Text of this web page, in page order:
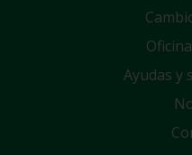
Ayudas y